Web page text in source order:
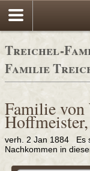
Treichel-
Familie
Familie von
verh. 2 Jan 1884 Es
Nachkommen in